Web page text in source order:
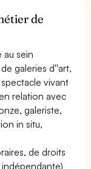
de
au sein
galeries d''art,
vivant
relation avec
galeriste,
in situ,
de droits